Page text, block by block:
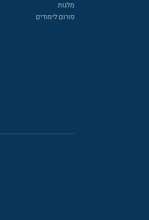
מלגות
פורום לימודים